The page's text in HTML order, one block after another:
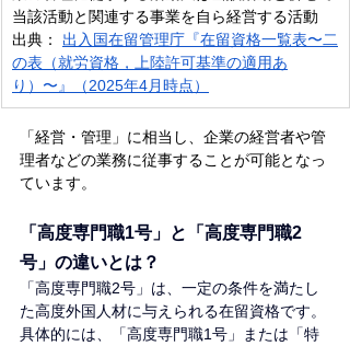
当該活動と関連する事業を自ら経営する活動
出典：
出入国在留管理庁『在留資格一覧表〜二
の表（就労資格，上陸許可基準の適用あ
り）〜』（2025年4月時点）
「経営・管理」に相当し、企業の経営者や管
理者などの業務に従事することが可能となっ
ています。
「高度専門職1号」と「高度専門職2
号」の違いとは？
「高度専門職2号」は、一定の条件を満たし
た高度外国人材に与えられる在留資格です。
具体的には、「高度専門職1号」または「特